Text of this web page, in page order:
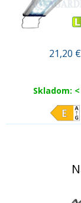
21,20 €
Skladom: